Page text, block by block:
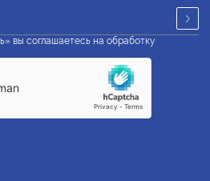
вы соглашаетесь на обработку